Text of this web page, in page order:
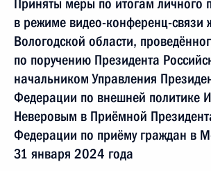
Приняты меры по итогам личного
в режиме видео-конференц-связи
Вологодской области,
по поручению Президента
начальником Управления
Федерации по внешней политике
Неверовым в Приёмной
Федерации по приёму граждан в
31 января 2024 года